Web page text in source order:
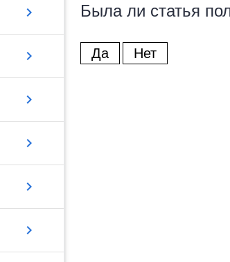
chevron_right
chevron_right
chevron_right
chevron_right
chevron_right
chevron_right
Была ли статья
Да Нет